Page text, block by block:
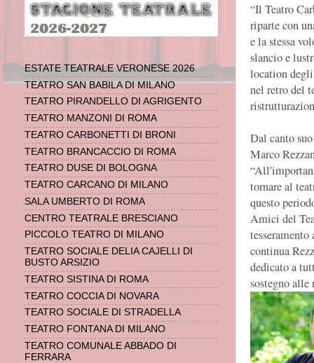
“Il Teatro
riparte con
e la stessa
slancio e
location
nel retro del
Dal canto
Marco
tornare al
questo
Amici del
continua
dedicato a
sostegno
ESTATE TEATRALE VERONESE 2026
TEATRO SAN BABILA DI MILANO
TEATRO PIRANDELLO DI AGRIGENTO
TEATRO MANZONI DI ROMA
TEATRO CARBONETTI DI BRONI
TEATRO BRANCACCIO DI ROMA
TEATRO DUSE DI BOLOGNA
TEATRO CARCANO DI MILANO
SALA UMBERTO DI ROMA
CENTRO TEATRALE BRESCIANO
PICCOLO TEATRO DI MILANO
TEATRO SOCIALE DELIA CAJELLI DI
BUSTO ARSIZIO
TEATRO SISTINA DI ROMA
TEATRO COCCIA DI NOVARA
TEATRO SOCIALE DI STRADELLA
TEATRO FONTANA DI MILANO
TEATRO COMUNALE ABBADO DI
FERRARA